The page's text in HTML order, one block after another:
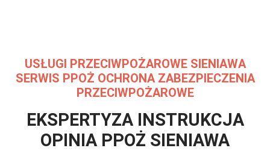
USŁUGI PRZECIWPOŻAROWE SIENIAWA
SERWIS PPOŻ OCHRONA ZABEZPIECZENIA
PRZECIWPOŻAROWE
EKSPERTYZA INSTRUKCJA
OPINIA PPOŻ SIENIAWA